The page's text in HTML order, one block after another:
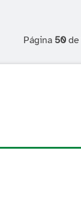
Página 50 de